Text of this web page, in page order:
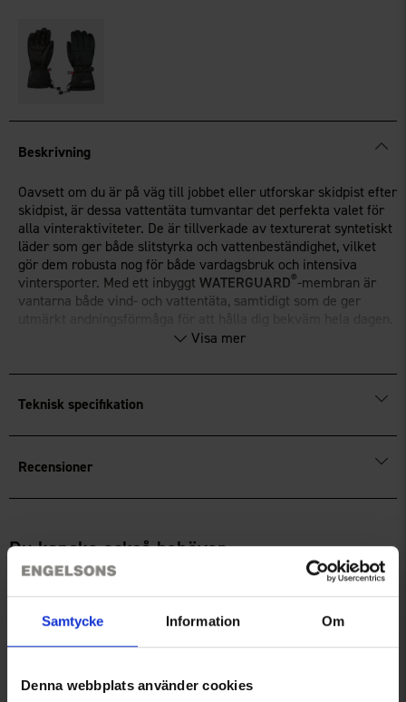
Samtycke Information Om
Denna webbplats använder cookies
Beskrivning
Oavsett om du är på väg till jobbet eller utforskar skidpist efter
skidpist, är dessa vattentäta tumvantar det perfekta valet för
alla vinteraktiviteter. De är tillverkade av texturerat syntetiskt
läder som ger både slitstyrka och vattenbeständighet, vilket
gör dem robusta nog för både vardagsbruk och intensiva
vintersporter. Med ett inbyggtWATERGUARD®-membran är
vantarna både vind- och vattentäta, samtidigt som de ger
-mikrofiberisoleringen ger en fantastisk värme även
torra. Kombinationen av hållbara material och smarta
vinterns alla äventyr. Yttertyget är gjort av 100% nylon för
polyester, vilket gör dem till ett miljövänligt val utan att
Visa mer
Teknisk specifikation
Recensioner
Du kanske också behöver